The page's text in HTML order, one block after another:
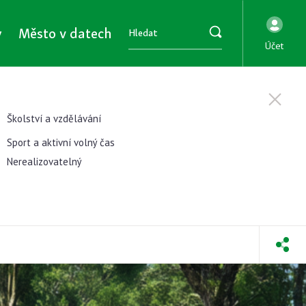
Město v datech
Účet
Školství a vzdělávání
Sport a aktivní volný čas
Nerealizovatelný